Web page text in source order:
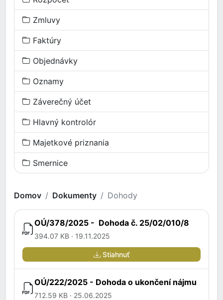
Zmluvy
Faktúry
Objednávky
Oznamy
Záverečný účet
Hlavný kontrolór
Majetkové priznania
Smernice
Domov Dokumenty Dohody
OÚ/378/2025 - Dohoda č. 25/02/010/8
394.07 KB · 19.11.2025
Stiahnuť
OÚ/222/2025 - Dohoda o ukončení nájmu
712.59 KB · 25.06.2025